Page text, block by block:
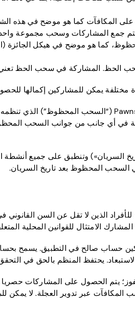
المكافآت كما هو موضح في هذه
جمع المشاركات وسحب مجموعة
الحظ. المشاركة في سحب الحظ
مختلفة يمكن للمشاركين إكمالها
في أي جانب من جوانب السحب
الشروط حيز التنفيذ في 10 مارس 2026 («تاريخ
السحب المحظوظ بعد تاريخ السريان.
الذين لا تقل عن السن القانوني
الامتثال للقوانين المحلية
حساب صالح في التطبيق. يسمح
يحتفظ المنظم بالحق في
يتم الحصول على المشاركات
المكافآت عبر تدوير العجلة. لا